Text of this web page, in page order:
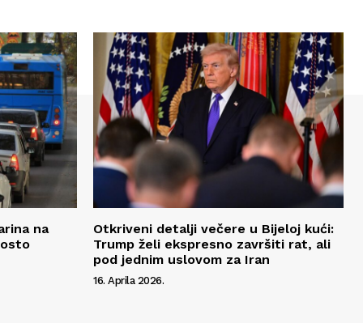
na
Otkriveni detalji večere u Bijeloj kući:
Trump želi ekspresno završiti rat, ali
pod jednim uslovom za Iran
16. Aprila 2026.